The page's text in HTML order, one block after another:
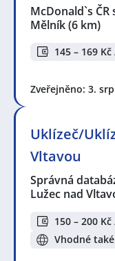
McDonald`s ČR
Mělník(6 km)
145 – 169
Zveřejněno: 3.
Uklízeč/
Vltavou
Správná
Lužec nad
150 – 200
Vhodné